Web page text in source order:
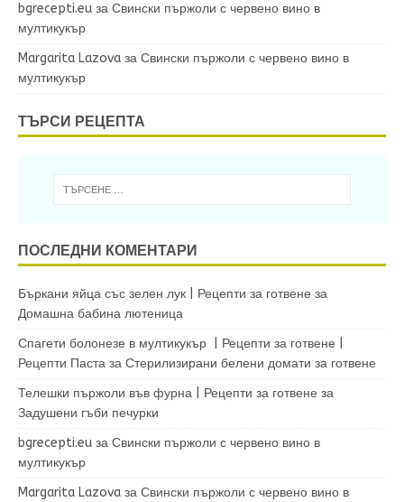
bgrecepti.eu за Свински пържоли с червено вино в
мултикукър
Margarita Lazova за Свински пържоли с червено вино в
мултикукър
ТЪРСИ РЕЦЕПТА
ПОСЛЕДНИ КОМЕНТАРИ
Бъркани яйца със зелен лук | Рецепти за готвене за
Домашна бабина лютеница
Спагети болонезе в мултикукър | Рецепти за готвене |
Рецепти Паста за Стерилизирани белени домати за готвене
Телешки пържоли във фурна | Рецепти за готвене за
Задушени гъби печурки
bgrecepti.eu за Свински пържоли с червено вино в
мултикукър
Margarita Lazova за Свински пържоли с червено вино в